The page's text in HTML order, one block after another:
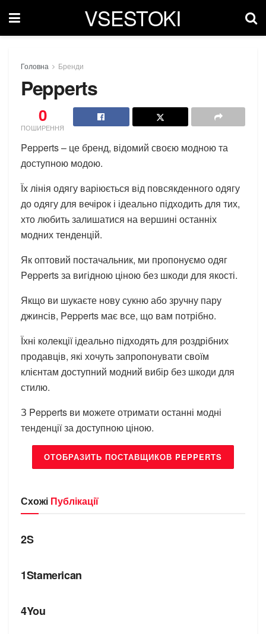
VSESTOKI
Головна Бренди
Pepperts
0
ПОШИРЕННЯ
Pepperts – це бренд, відомий своєю модною та
доступною модою.
Їх лінія одягу варіюється від повсякденного одягу
до одягу для вечірок і ідеально підходить для тих,
хто любить залишатися на вершині останніх
модних тенденцій.
Як оптовий постачальник, ми пропонуємо одяг
Pepperts за вигідною ціною без шкоди для якості.
Якщо ви шукаєте нову сукню або зручну пару
джинсів, Pepperts має все, що вам потрібно.
Їхні колекції ідеально підходять для роздрібних
продавців, які хочуть запропонувати своїм
клієнтам доступний модний вибір без шкоди для
стилю.
З Pepperts ви можете отримати останні модні
тенденції за доступною ціною.
ОТОБРАЗИТЬ ПОСТАВЩИКОВ PEPPERTS
Схожі Публікації
БРЕНДИ
2S
1Stamerican
4You